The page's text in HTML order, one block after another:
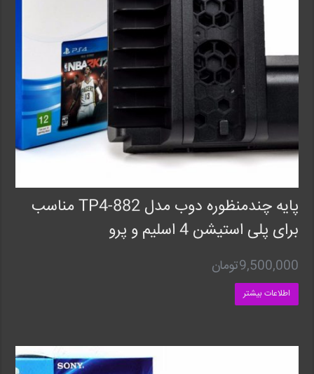
پایه چندمنظوره دوب مدل TP4-882 مناسب
برای پلی استیشن 4 اسلیم و پرو
9,500,000تومان
اطلاعات بیشتر